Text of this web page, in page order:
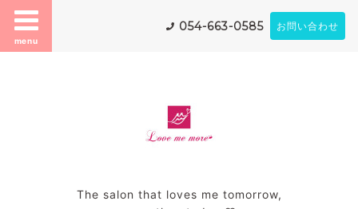
menu
054-663-0585 お問い合わせ
The salon that loves me tomorrow,